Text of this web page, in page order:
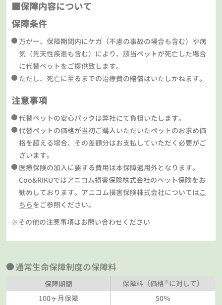
■保障内容について
保障条件
万が一、保障期間内にケガ（不慮の事故の場合も含む）や病
気（先天性疾患も含む）により、該当ペットが死亡した場合
に代替ペットをご提供致します。
ただし、死亡に至るまでの治療費の賠償はいたしかねます。
注意事項
代替ペットの安心パックは弊社にて負担いたします。
代替ペットの価格が当初ご購入いただいたペットのお求め価
格を超える場合、その差額分はお支払していただく必要がご
ざいます。
医療保険の加入に要する費用は本保障適用外となります。
Coo&RIKUではアニコム損害保険株式会社のペット保険をお
勧めしております。アニコム損害保険株式会社についてはこ
ちらをご参照ください。
※その他の注意事項はお問い合わせください
通常生命保障制度の保障料
保障期間 保障料（価格※に対して）
100ヶ月保障
50％